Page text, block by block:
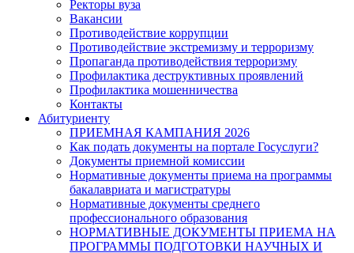
Ректоры вуза
Вакансии
Противодействие коррупции
Противодействие экстремизму и терроризму
Пропаганда противодействия терроризму
Профилактика деструктивных проявлений
Профилактика мошенничества
Контакты
Абитуриенту
ПРИЕМНАЯ КАМПАНИЯ 2026
Как подать документы на портале Госуслуги?
Документы приемной комиссии
Нормативные документы приема на программы
бакалавриата и магистратуры
Нормативные документы среднего
профессионального образования
НОРМАТИВНЫЕ ДОКУМЕНТЫ ПРИЕМА НА
ПРОГРАММЫ ПОДГОТОВКИ НАУЧНЫХ И